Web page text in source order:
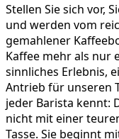
Stellen Sie sich vor,
und werden vom
gemahlener
Kaffee mehr als nur
sinnliches Erlebnis,
Antrieb für unseren
jeder Barista kennt:
nicht mit einer
Tasse. Sie beginnt